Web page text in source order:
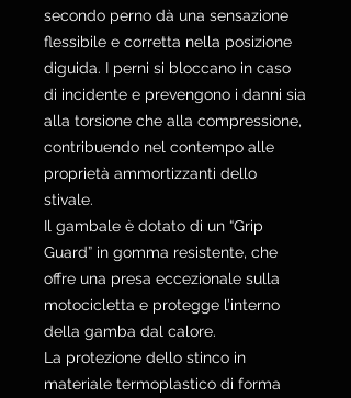
secondo perno dà una sensazione
flessibile e corretta nella posizione
diguida. I perni si bloccano in caso
di incidente e prevengono i danni sia
alla torsione che alla compressione,
contribuendo nel contempo alle
proprietà ammortizzanti dello
stivale.
Il gambale è dotato di un “Grip
Guard” in gomma resistente, che
offre una presa eccezionale sulla
motocicletta e protegge l’interno
della gamba dal calore.
La protezione dello stinco in
materiale termoplastico di forma